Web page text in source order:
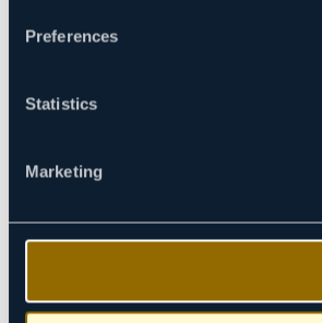
Preferences
Statistics
Marketing
AKCIONI TRILERI
PORODIČNI
Natasa Nedeljkovic